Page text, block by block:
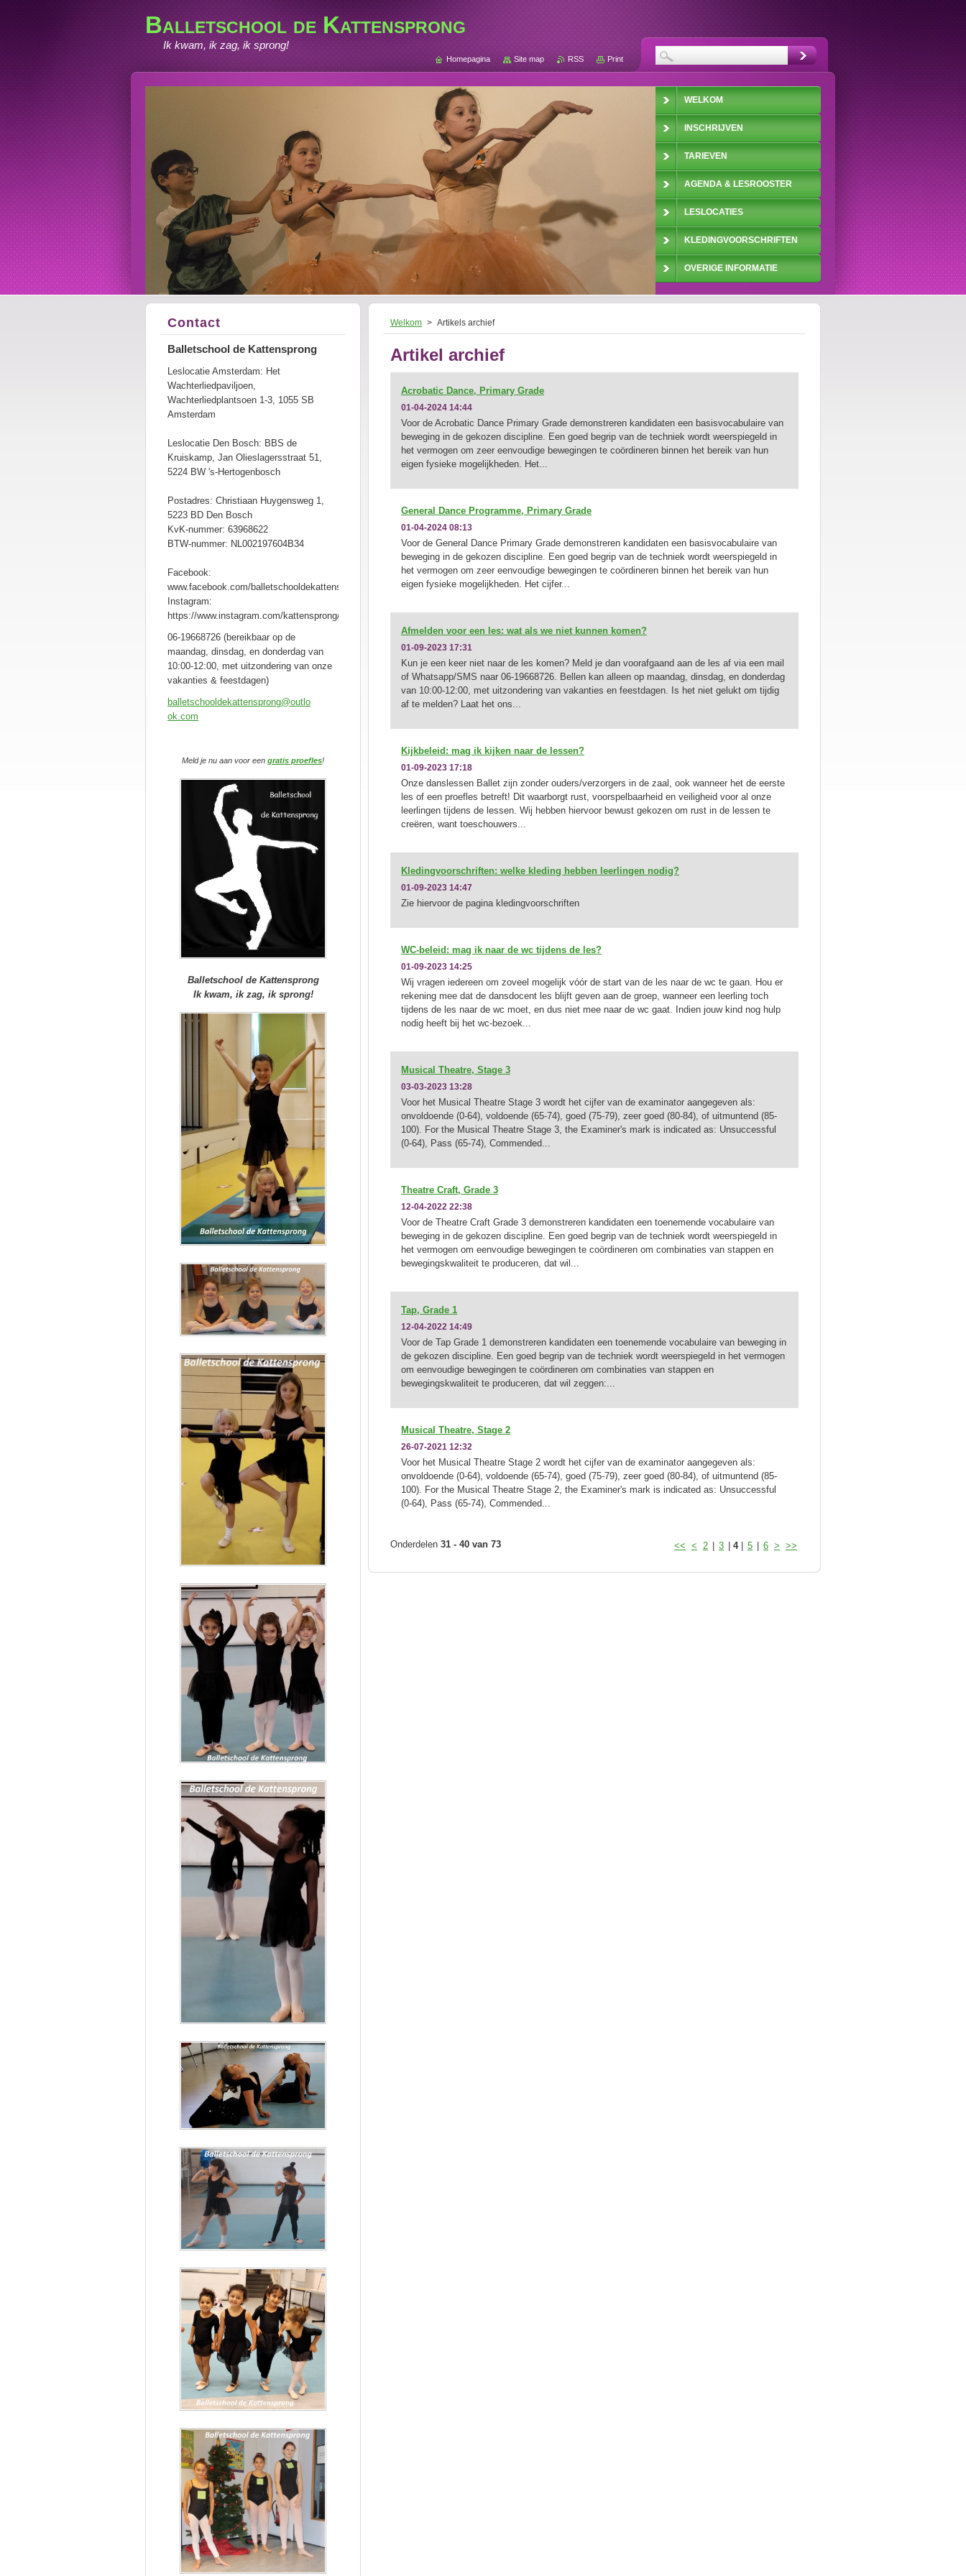
Balletschool de Kattensprong
Ik kwam, ik zag, ik sprong!
Welkom > Artikels archief
Artikel archief
Acrobatic Dance, Primary Grade
01-04-2024 14:44
Voor de Acrobatic Dance Primary Grade demonstreren kandidaten een basisvocabulaire van
beweging in de gekozen discipline. Een goed begrip van de techniek wordt weerspiegeld in
het vermogen om zeer eenvoudige bewegingen te coördineren binnen het bereik van hun
eigen fysieke mogelijkheden. Het...
General Dance Programme, Primary Grade
01-04-2024 08:13
Voor de General Dance Primary Grade demonstreren kandidaten een basisvocabulaire van
beweging in de gekozen discipline. Een goed begrip van de techniek wordt weerspiegeld in
het vermogen om zeer eenvoudige bewegingen te coördineren binnen het bereik van hun
eigen fysieke mogelijkheden. Het cijfer...
Afmelden voor een les: wat als we niet kunnen komen?
01-09-2023 17:31
Kun je een keer niet naar de les komen? Meld je dan voorafgaand aan de les af via een mail
of Whatsapp/SMS naar 06-19668726. Bellen kan alleen op maandag, dinsdag, en donderdag
van 10:00-12:00, met uitzondering van vakanties en feestdagen. Is het niet gelukt om tijdig
af te melden? Laat het ons...
Kijkbeleid: mag ik kijken naar de lessen?
01-09-2023 17:18
Onze danslessen Ballet zijn zonder ouders/verzorgers in de zaal, ook wanneer het de eerste
les of een proefles betreft! Dit waarborgt rust, voorspelbaarheid en veiligheid voor al onze
leerlingen tijdens de lessen. Wij hebben hiervoor bewust gekozen om rust in de lessen te
creëren, want toeschouwers...
Kledingvoorschriften: welke kleding hebben leerlingen nodig?
01-09-2023 14:47
Zie hiervoor de pagina kledingvoorschriften
WC-beleid: mag ik naar de wc tijdens de les?
01-09-2023 14:25
Wij vragen iedereen om zoveel mogelijk vóór de start van de les naar de wc te gaan. Hou er
rekening mee dat de dansdocent les blijft geven aan de groep, wanneer een leerling toch
tijdens de les naar de wc moet, en dus niet mee naar de wc gaat. Indien jouw kind nog hulp
nodig heeft bij het wc-bezoek...
Musical Theatre, Stage 3
03-03-2023 13:28
Voor het Musical Theatre Stage 3 wordt het cijfer van de examinator aangegeven als:
onvoldoende (0-64), voldoende (65-74), goed (75-79), zeer goed (80-84), of uitmuntend (85-
100). For the Musical Theatre Stage 3, the Examiner's mark is indicated as: Unsuccessful
(0-64), Pass (65-74), Commended...
Theatre Craft, Grade 3
12-04-2022 22:38
Voor de Theatre Craft Grade 3 demonstreren kandidaten een toenemende vocabulaire van
beweging in de gekozen discipline. Een goed begrip van de techniek wordt weerspiegeld in
het vermogen om eenvoudige bewegingen te coördineren om combinaties van stappen en
bewegingskwaliteit te produceren, dat wil...
Tap, Grade 1
12-04-2022 14:49
Voor de Tap Grade 1 demonstreren kandidaten een toenemende vocabulaire van beweging in
de gekozen discipline. Een goed begrip van de techniek wordt weerspiegeld in het vermogen
om eenvoudige bewegingen te coördineren om combinaties van stappen en
bewegingskwaliteit te produceren, dat wil zeggen:...
Musical Theatre, Stage 2
26-07-2021 12:32
Voor het Musical Theatre Stage 2 wordt het cijfer van de examinator aangegeven als:
onvoldoende (0-64), voldoende (65-74), goed (75-79), zeer goed (80-84), of uitmuntend (85-
100). For the Musical Theatre Stage 2, the Examiner's mark is indicated as: Unsuccessful
(0-64), Pass (65-74), Commended...
Onderdelen 31 - 40 van 73 << < 2 3 4 5 6 > >>
Contact
Balletschool de Kattensprong
Leslocatie Amsterdam: Het
Wachterliedpaviljoen,
Wachterliedplantsoen 1-3, 1055 SB
Amsterdam
Leslocatie Den Bosch: BBS de
Kruiskamp, Jan Olieslagersstraat 51,
5224 BW 's-Hertogenbosch
Postadres: Christiaan Huygensweg 1,
5223 BD Den Bosch
KvK-nummer: 63968622
BTW-nummer: NL002197604B34
Facebook:
www.facebook.com/balletschooldekattensprong
Instagram:
https://www.instagram.com/kattensprong/
06-19668726 (bereikbaar op de
maandag, dinsdag, en donderdag van
10:00-12:00, met uitzondering van onze
vakanties & feestdagen)
balletsc hooldekattensprong@outlo
ok.com
Meld je nu aan voor een gratis proefles!
Balletschool de Kattensprong
Ik kwam, ik zag, ik sprong!
WELKOM
INSCHRIJVEN
TARIEVEN
AGENDA & LESROOSTER
LESLOCATIES
KLEDINGVOORSCHRIFTEN
OVERIGE INFORMATIE
Homepagina Site map RSS Print